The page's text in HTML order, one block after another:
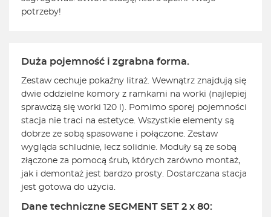
potrzeby!
Duża pojemność i zgrabna forma.
Zestaw cechuje pokaźny litraż. Wewnątrz znajdują się
dwie oddzielne komory z ramkami na worki (najlepiej
sprawdzą się worki 120 l). Pomimo sporej pojemności
stacja nie traci na estetyce. Wszystkie elementy są
dobrze ze sobą spasowane i połączone. Zestaw
wygląda schludnie, lecz solidnie. Moduły są ze sobą
złączone za pomocą śrub, których zarówno montaż,
jak i demontaż jest bardzo prosty. Dostarczana stacja
jest gotowa do użycia.
Dane techniczne SEGMENT SET 2 x 80: